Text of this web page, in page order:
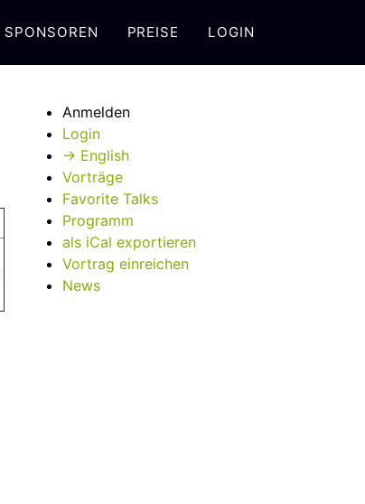
SPONSOREN PREISE LOGIN
Anmelden
Login
→ English
Vorträge
Favorite Talks
Programm
als iCal exportieren
Vortrag einreichen
News